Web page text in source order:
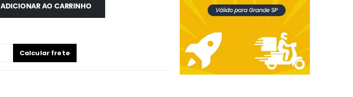
ADICIONAR AO CARRINHO